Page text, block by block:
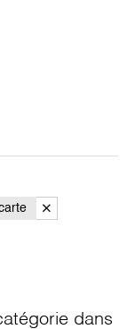
dans